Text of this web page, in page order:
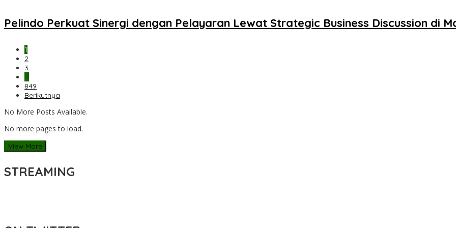
Pelindo Perkuat Sinergi dengan Pelayaran Lewat Strategic Business Discussion di
1
2
3
…
849
Berikutnya
No More Posts Available.
No more pages to load.
View More
STREAMING